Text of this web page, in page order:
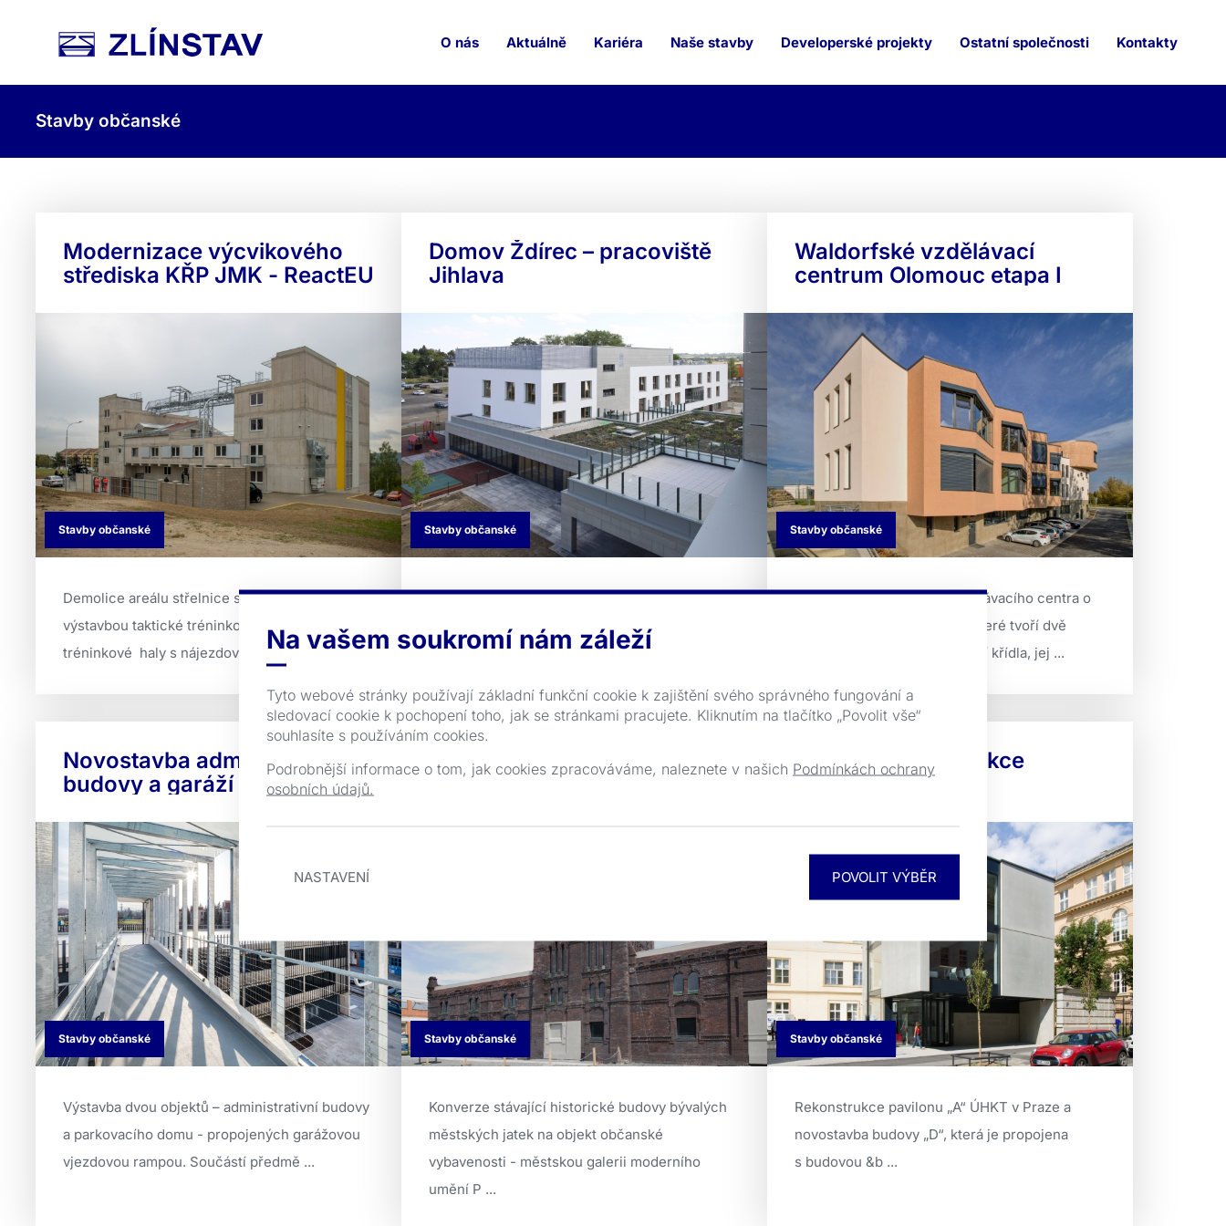
Na vašem soukromí nám záleží
Tyto webové stránky používají základní funkční cookie k zajištění svého správného fungování a
sledovací cookie k pochopení toho, jak se stránkami pracujete. Kliknutím na tlačítko „Povolit vše“
souhlasíte s používáním cookies.
Podrobnější informace o tom, jak cookies zpracováváme, naleznete v našich Podmínkách ochrany
osobních údajů.
NASTAVENÍ
O nás Aktuálně Kariéra Naše stavby Developerské projekty Ostatní společnosti Kontakty
Stavby občanské
Modernizace výcvikového
střediska KŘP JMK - ReactEU
Stavby občanské
Demolice areálu střelnice s následnou
výstavbou taktické tréninkové budovy a
tréninkové haly s nájezdovými komunikacem ...
Domov Ždírec – pracoviště
Jihlava
Stavby občanské
Novostavba objektu poskytující sociální služby
v oblasti bydlení pro seniory, bydlení pro
seniory se zvláštním režimem, alzh ...
Waldorfské vzdělávací
centrum Olomouc etapa I
Stavby občanské
Výstavba waldorfského vzdělávacího centra o
18-ti třídách základní školy, které tvoří dvě
navzájem kolmá dvoupodlažní křídla, jej ...
Novostavba administrativní
budovy a garáží
Stavby občanské
Výstavba dvou objektů – administrativní budovy
a parkovacího domu - propojených garážovou
vjezdovou rampou. Součástí předmě ...
Rekonstrukce historické
budovy bývalých jatek,
Stavby občanské
Konverze stávající historické budovy bývalých
městských jatek na objekt občanské
vybavenosti - městskou galerii moderního
umění P ...
ÚHKT - Rekonstrukce
budovy A a D
Stavby občanské
Rekonstrukce pavilonu „A“ ÚHKT v Praze a
novostavba budovy „D“, která je propojena
s budovou &b ...